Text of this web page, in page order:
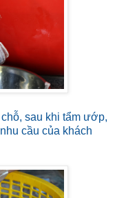
sau khi tẩm ướp,
cầu của khách